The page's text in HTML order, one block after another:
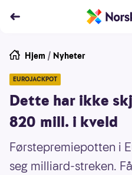
Hjem / Nyheter
EUROJACKPOT
Dette har ikke
820 mill. i kveld
Førstepremiepotten i
seg milliard-streken.